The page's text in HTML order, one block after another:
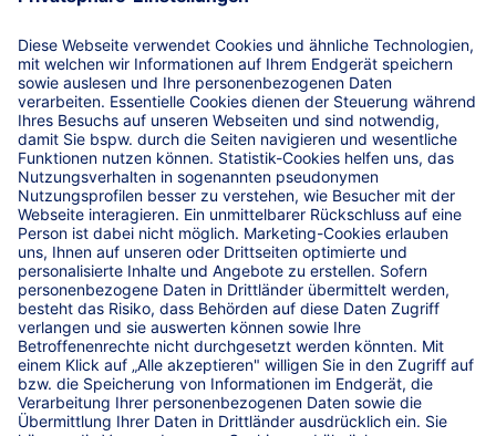
Einfach. Sicher. Parken. auf drei LKW-Parkplätzen der
Spedition Wirtz. An der A555 in Bornheim und in Nähe
der A3.
© 2026 WIRKSTATT GmbH
WIRKSTATT GmbH
Raiffeisenplatz 1